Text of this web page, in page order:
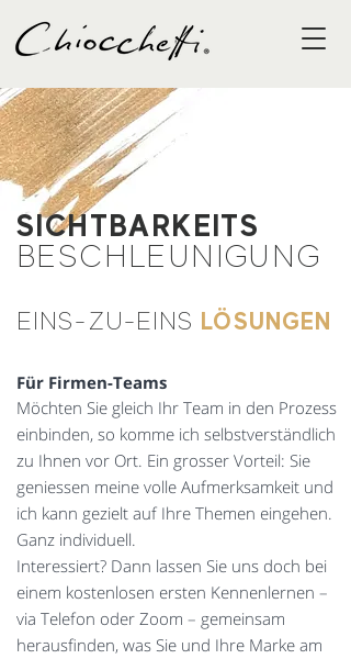
SICHTBARKEITS
BESCHLEUNIGUNG
EINS-ZU-EINS LÖSUNGEN
Für Firmen-Teams
Möchten Sie gleich Ihr Team in den Prozess
einbinden, so komme ich selbstverständlich
zu Ihnen vor Ort. Ein grosser Vorteil: Sie
geniessen meine volle Aufmerksamkeit und
ich kann gezielt auf Ihre Themen eingehen.
Ganz individuell.
Interessiert? Dann lassen Sie uns doch bei
einem kostenlosen ersten Kennenlernen –
via Telefon oder Zoom – gemeinsam
herausfinden, was Sie und Ihre Marke am